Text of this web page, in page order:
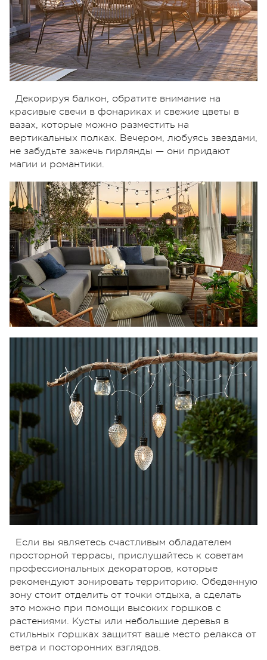
Декорируя балкон, обратите внимание на
красивые свечи в фонариках и свежие цветы в
вазах, которые можно разместить на
вертикальных полках. Вечером, любуясь звездами,
не забудьте зажечь гирлянды — они придают
магии и романтики.
Если вы являетесь счастливым обладателем
просторной террасы, прислушайтесь к советам
профессиональных декораторов, которые
рекомендуют зонировать территорию. Обеденную
зону стоит отделить от точки отдыха, а сделать
это можно при помощи высоких горшков с
растениями. Кусты или небольшие деревья в
стильных горшках защитят ваше место релакса от
ветра и посторонних взглядов.